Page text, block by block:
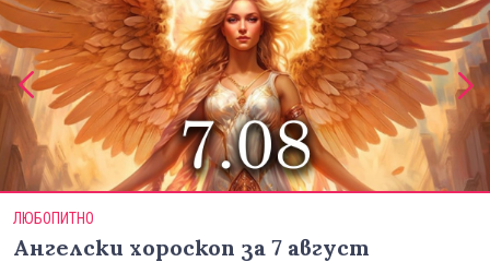
ЛЮБОПИТНО
Ангелски хороскоп за 7 август